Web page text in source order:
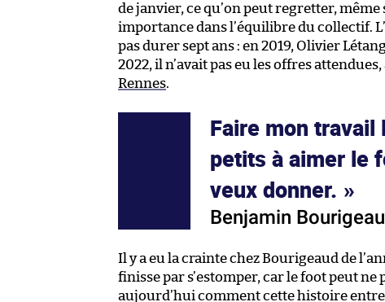
de janvier, ce qu’on peut regretter,
importance dans l’équilibre du collectif.
pas durer sept ans : en 2019, Olivier
2022, il n’avait pas eu les offres
Rennes.
Faire mon
petits à aimer le
veux donner.
Benjamin
Il y a eu la crainte chez Bourigeaud de
finisse par s’estomper, car le foot peut
aujourd’hui comment cette histoire